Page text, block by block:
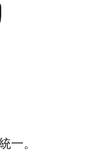
一。